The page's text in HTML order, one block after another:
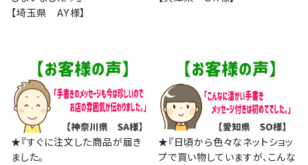
【埼玉県 AY様】
★『すぐに注文した商品が届き
ました。
★『日頃から色々なネットショッ
プで買い物していますが、こんな